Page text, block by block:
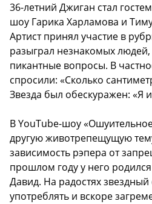
36-летний Джиган стал
шоу Гарика Харламова и
Артист принял участие в
разыграл незнакомых людей,
пикантные вопросы. В
спросили: «Сколько
Звезда был обескуражен: «Я
В YouTube-шоу
другую животрепещущую
зависимость рэпера от
прошлом году у него
Давид. На радостях звездный
употреблять и вскоре